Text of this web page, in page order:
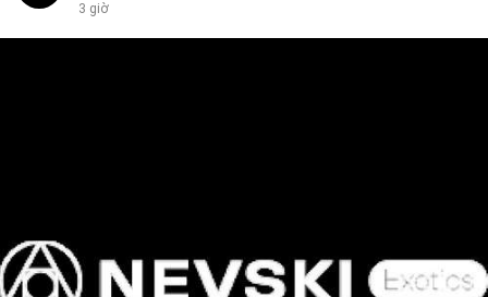
3 giờ